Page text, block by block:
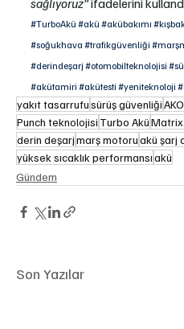
#TurboAkü #akü #akübakımı
#soğukhava #trafikgüvenliği
#derindeşarj #otomobilteknolojisi
#akütamiri #akütesti #yeniteknoloji
yakıt tasarrufusürüş güvenliği
Punch teknolojisi Turbo Akü
derin deşarjmarş motoruakü şarj
yüksek sıcaklık performansıakü
Gündem
Son Yazılar